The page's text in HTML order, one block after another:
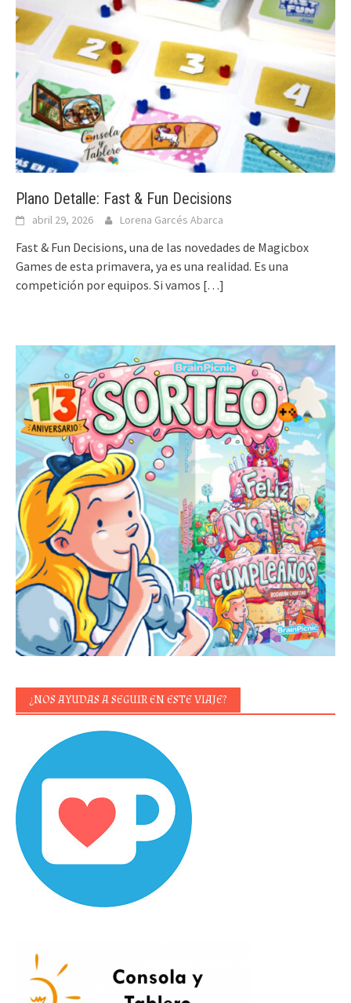
Plano Detalle: Fast & Fun Decisions
abril 29, 2026 Lorena Garcés Abarca
Fast & Fun Decisions, una de las novedades de Magicbox
Games de esta primavera, ya es una realidad. Es una
competición por equipos. Si vamos […]
¿NOS AYUDAS A SEGUIR EN ESTE VIAJE?